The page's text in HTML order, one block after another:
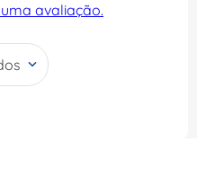
avaliação.